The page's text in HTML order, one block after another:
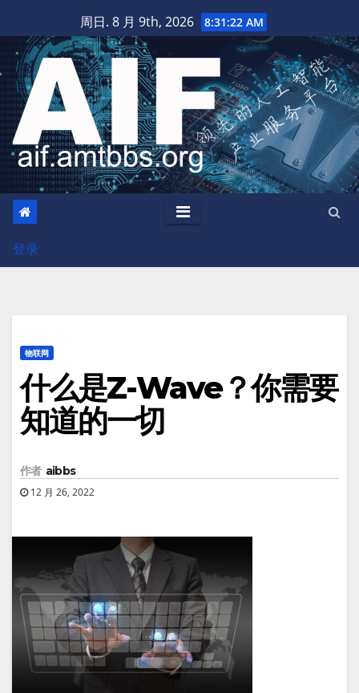
至
内
容
周日. 8 月 9th, 2026 8:31:23 AM
登录
物联网
什么是Z-Wave？你需要
知道的一切
作者 aibbs
12 月 26, 2022